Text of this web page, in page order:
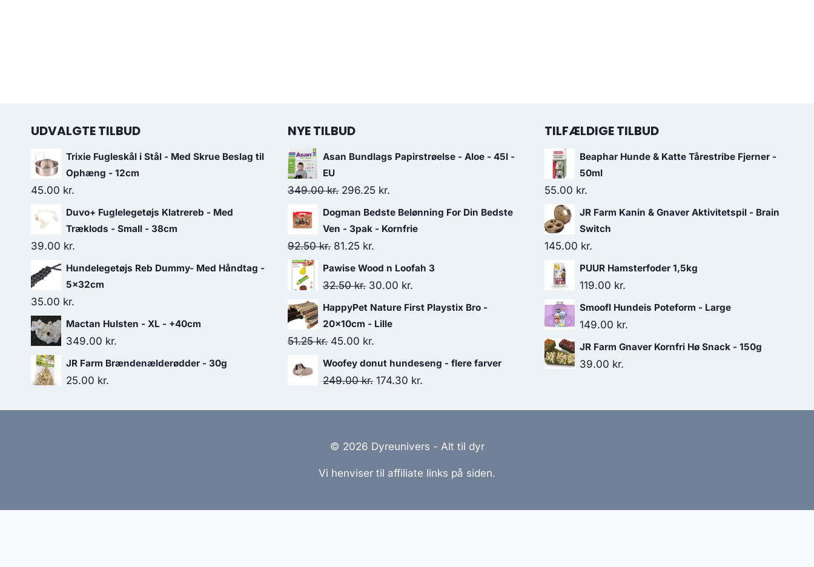
UDVALGTE TILBUD
Trixie Fugleskål i Stål - Med Skrue Beslag til
Ophæng - 12cm
45.00 kr.
Duvo+ Fuglelegetøjs Klatrereb - Med
Træklods - Small - 38cm
39.00 kr.
Hundelegetøjs Reb Dummy- Med Håndtag -
5x32cm
35.00 kr.
Mactan Hulsten - XL - +40cm
349.00 kr.
JR Farm Brændenælderødder - 30g
25.00 kr.
NYE TILBUD
Asan Bundlags Papirstrøelse - Aloe - 45l -
EU
349.00kr. Den
oprindelige
pris
var:
349.00 kr..
296.25 kr.
aktuelle
pris
296.25 kr..
Dogman Bedste Belønning For Din Bedste
Ven - 3pak - Kornfrie
92.50kr. Den
oprindelige
pris
92.50 kr..
81.25 kr.
aktuelle
pris
81.25 kr..
Pawise Wood n Loofah 3
32.50kr. Den
oprindelige
pris
var:
32.50 kr..
30.00 kr.
aktuelle
30.00 kr..
HappyPet Nature First Playstix Bro -
20x10cm - Lille
51.25kr. Den
oprindelige
pris
51.25 kr..
45.00 kr.
aktuelle
pris
45.00 kr..
Woofey donut hundeseng - flere farver
249.00kr. Den
249.00 kr..
174.30 kr.
174.30 kr..
TILFÆLDIGE TILBUD
Beaphar Hunde & Katte Tårestribe Fjerner -
50ml
55.00 kr.
JR Farm Kanin & Gnaver Aktivitetspil - Brain
Switch
145.00 kr.
PUUR Hamsterfoder 1,5kg
119.00 kr.
Smoofl Hundeis Poteform - Large
149.00 kr.
JR Farm Gnaver Kornfri Hø Snack - 150g
39.00 kr.
© 2026 Dyreunivers - Alt til dyr
Vi henviser til affiliate links på siden.